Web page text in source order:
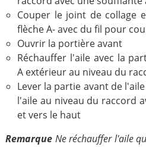
Couper le joint de collage
flèche A- avec du fil pour
Ouvrir la portière avant
Réchauffer l'aile avec la
A extérieur au niveau du
Lever la partie avant de
l'aile au niveau du raccord
et vers le haut
RemarqueNe réchauffer l'aile